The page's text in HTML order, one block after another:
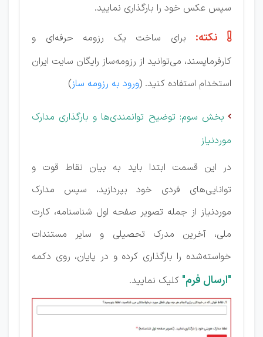
سپس عکس خود را بارگذاری نمایید.
نکته: برای ساخت یک رزومه حرفه‌ای و
کارفرماپسند، می‌توانید از رزومه‌ساز رایگان سایت ایران
استخدام استفاده کنید. (ورود به رزومه ساز)
 بخش سوم: توضیح توانمندی‌ها و بارگذاری مدارک
موردنیاز
در این قسمت ابتدا باید به بیان نقاط قوت و
توانایی‌های فردی خود بپردازید، سپس مدارک
موردنیاز از جمله تصویر صفحه اول شناسنامه، کارت
ملی، آخرین مدرک تحصیلی و سایر مستندات
خواسته‌شده را بارگذاری کرده و در پایان، روی دکمه
"ارسال فرم" کلیک نمایید.